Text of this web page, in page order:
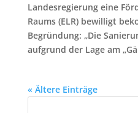
Landesregierung eine
Raums (ELR) bewilligt
Begründung: „Die
aufgrund der Lage am
« Ältere Einträge